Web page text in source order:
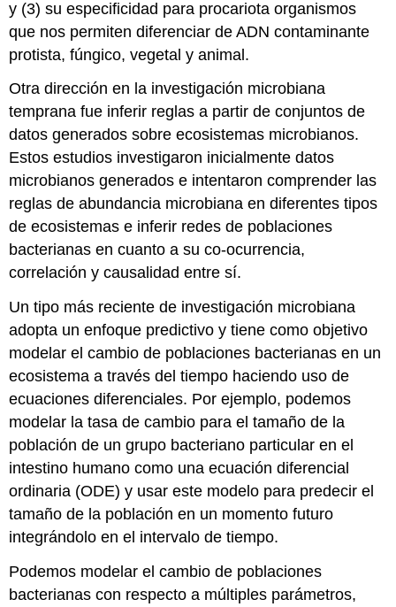
y (3) su especificidad para procariota organismos
que nos permiten diferenciar de ADN contaminante
protista, fúngico, vegetal y animal.
Otra dirección en la investigación microbiana
temprana fue inferir reglas a partir de conjuntos de
datos generados sobre ecosistemas microbianos.
Estos estudios investigaron inicialmente datos
microbianos generados e intentaron comprender las
reglas de abundancia microbiana en diferentes tipos
de ecosistemas e inferir redes de poblaciones
bacterianas en cuanto a su co-ocurrencia,
correlación y causalidad entre sí.
Un tipo más reciente de investigación microbiana
adopta un enfoque predictivo y tiene como objetivo
modelar el cambio de poblaciones bacterianas en un
ecosistema a través del tiempo haciendo uso de
ecuaciones diferenciales. Por ejemplo, podemos
modelar la tasa de cambio para el tamaño de la
población de un grupo bacteriano particular en el
intestino humano como una ecuación diferencial
ordinaria (ODE) y usar este modelo para predecir el
tamaño de la población en un momento futuro
integrándolo en el intervalo de tiempo.
Podemos modelar el cambio de poblaciones
bacterianas con respecto a múltiples parámetros,